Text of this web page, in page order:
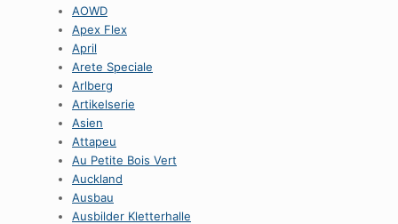
AOWD
Apex Flex
April
Arete Speciale
Arlberg
Artikelserie
Asien
Attapeu
Au Petite Bois Vert
Auckland
Ausbau
Ausbilder Kletterhalle